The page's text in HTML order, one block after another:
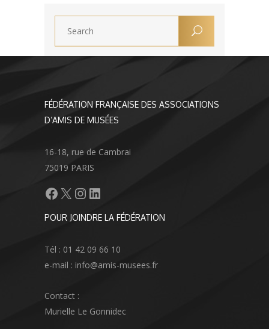
FÉDÉRATION FRANÇAISE DES ASSOCIATIONS
D’AMIS DE MUSÉES
16-18, rue de Cambrai
75019 PARIS
Facebook
X Instagram
LinkedIn
POUR JOINDRE LA FÉDÉRATION
Tél : 01 42 09 66 10
e-mail : info@amis-musees.fr
Contact :
Murielle Le Gonnidec